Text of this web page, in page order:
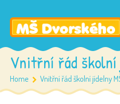
Vnitřní řád školní
Home Vnitřní řád školní jídelny